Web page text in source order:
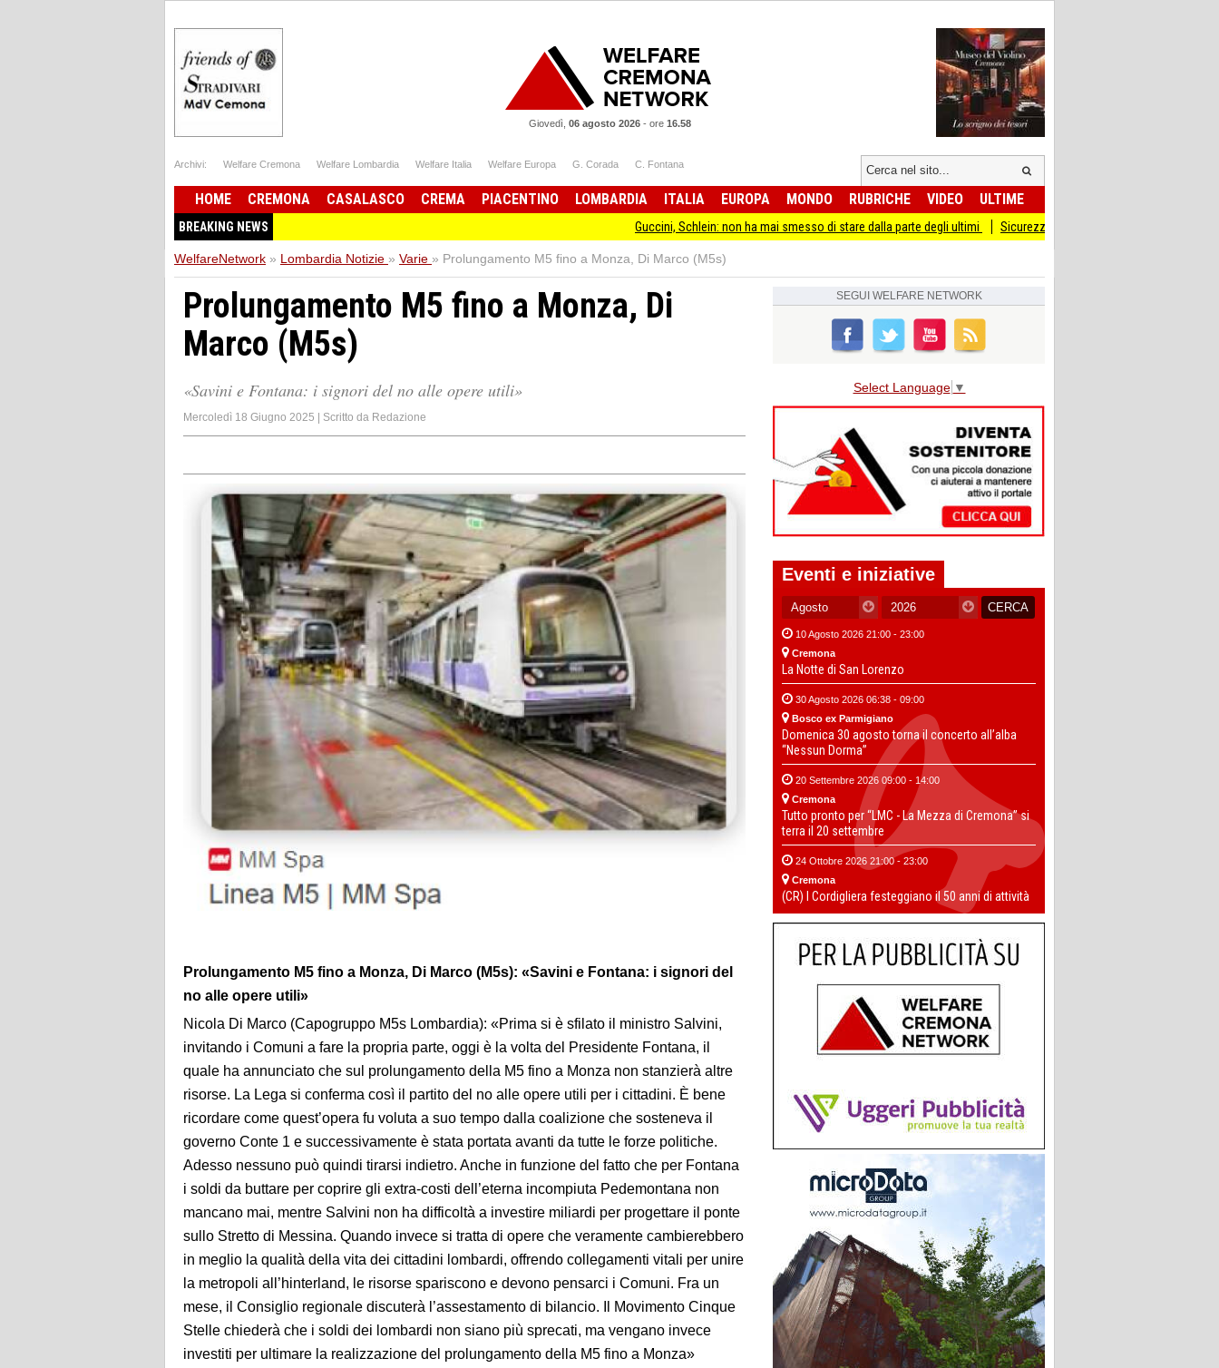
Giovedì, 06 agosto 2026- ore 16.58
Archivi: Welfare Cremona Welfare Lombardia Welfare Italia Welfare Europa G. Corada C. Fontana
HOME CREMONA CASALASCO CREMA PIACENTINO LOMBARDIA ITALIA EUROPA MONDO RUBRICHE VIDEO ULTIME
BREAKING NEWS Guccini, Schlein: non ha mai smesso di stare dalla parte degli ultimi Sicurezza I Giovani Democratici ribattono ai Giovani
WelfareNetwork » Lombardia Notizie » Varie » Prolungamento M5 fino a Monza, Di Marco (M5s)
Prolungamento M5 fino a Monza, Di
Marco (M5s)
«Savini e Fontana: i signori del no alle opere utili»
Mercoledì 18 Giugno 2025 | Scritto da Redazione
Prolungamento M5 fino a Monza, Di Marco (M5s): «Savini e Fontana: i signori del
no alle opere utili»
Nicola Di Marco (Capogruppo M5s Lombardia): «Prima si è sfilato il ministro Salvini,
invitando i Comuni a fare la propria parte, oggi è la volta del Presidente Fontana, il
quale ha annunciato che sul prolungamento della M5 fino a Monza non stanzierà altre
risorse. La Lega si conferma così il partito del no alle opere utili per i cittadini. È bene
ricordare come quest’opera fu voluta a suo tempo dalla coalizione che sosteneva il
governo Conte 1 e successivamente è stata portata avanti da tutte le forze politiche.
Adesso nessuno può quindi tirarsi indietro. Anche in funzione del fatto che per Fontana
i soldi da buttare per coprire gli extra-costi dell’eterna incompiuta Pedemontana non
mancano mai, mentre Salvini non ha difficoltà a investire miliardi per progettare il ponte
sullo Stretto di Messina. Quando invece si tratta di opere che veramente cambierebbero
in meglio la qualità della vita dei cittadini lombardi, offrendo collegamenti vitali per unire
la metropoli all’hinterland, le risorse spariscono e devono pensarci i Comuni. Fra un
mese, il Consiglio regionale discuterà l’assestamento di bilancio. Il Movimento Cinque
Stelle chiederà che i soldi dei lombardi non siano più sprecati, ma vengano invece
investiti per ultimare la realizzazione del prolungamento della M5 fino a Monza»
SEGUI WELFARE NETWORK
Select Language ▼
Eventi e iniziative
10 Agosto 2026 21:00 - 23:00
Cremona
La Notte di San Lorenzo
30 Agosto 2026 06:38 - 09:00
Bosco ex Parmigiano
Domenica 30 agosto torna il concerto all’alba
“Nessun Dorma”
20 Settembre 2026 09:00 - 14:00
Cremona
Tutto pronto per “LMC - La Mezza di Cremona” si
terra il 20 settembre
24 Ottobre 2026 21:00 - 23:00
Cremona
(CR) I Cordigliera festeggiano il 50 anni di attività